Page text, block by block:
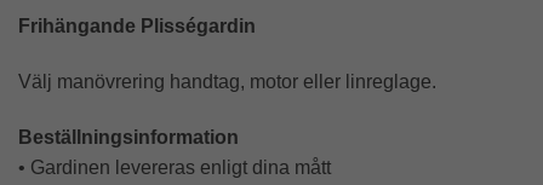
Frihängande Plisségardin
Välj manövrering handtag, motor eller linreglage.
Beställningsinformation
• Gardinen levereras enligt dina mått